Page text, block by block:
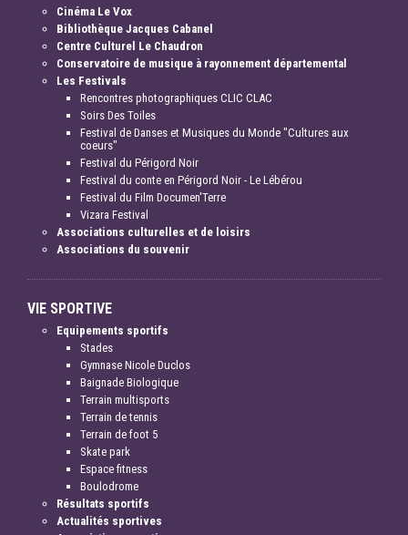
Cinéma Le Vox
Bibliothèque Jacques Cabanel
Centre Culturel Le Chaudron
Conservatoire de musique à rayonnement départemental
Les Festivals
Rencontres photographiques CLIC CLAC
Soirs Des Toiles
Festival de Danses et Musiques du Monde "Cultures aux
coeurs"
Festival du Périgord Noir
Festival du conte en Périgord Noir - Le Lébérou
Festival du Film Documen'Terre
Vizara Festival
Associations culturelles et de loisirs
Associations du souvenir
VIE SPORTIVE
Equipements sportifs
Stades
Gymnase Nicole Duclos
Baignade Biologique
Terrain multisports
Terrain de tennis
Terrain de foot 5
Skate park
Espace fitness
Boulodrome
Résultats sportifs
Actualités sportives